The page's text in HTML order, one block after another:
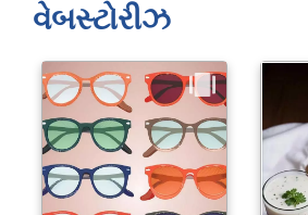
વેબસ્ટોરીઝ